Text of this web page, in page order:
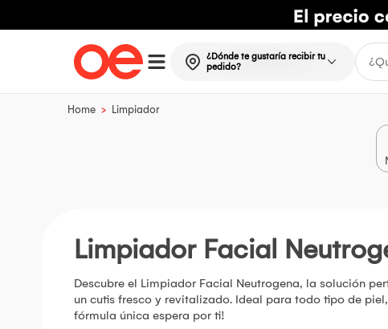
¿Dónde te gustaría recibir tu
pedido?
Home > Limpiador
Limpiador Facial
Descubre el Limpiador Facial Neutrogena, la solución
un cutis fresco y revitalizado. Ideal para todo tipo de
fórmula única espera por ti!